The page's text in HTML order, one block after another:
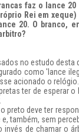
faz o lance
Rei em
20. O branco,
no estudo desta
como 'lance
acionado o relógio.
ter de esperar
preto deve ter
também, sem
de chamar o